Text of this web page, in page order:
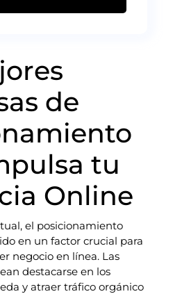
de
tu
Online
el posicionamiento
en un factor crucial para
negocio en línea. Las
destacarse en los
y atraer tráfico orgánico